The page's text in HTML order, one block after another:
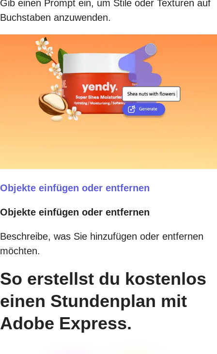
Gib einen Prompt ein, um Stile oder Texturen auf
Buchstaben anzuwenden.
Objekte einfügen oder entfernen
Objekte einfügen oder entfernen
Beschreibe, was Sie hinzufügen oder entfernen
möchten.
So erstellst du kostenlos
einen Stundenplan mit
Adobe Express.